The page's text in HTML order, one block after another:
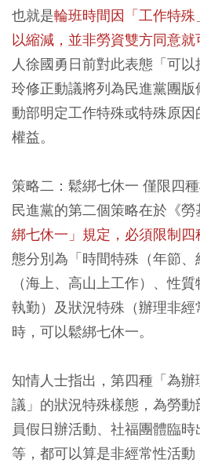
也就是輪班時間因「工作特
以縮減，並非勞資雙方同意就
人徐國勇日前對此表態「可
玲修正動議將列為民進黨團
動部明定工作特殊或特殊原
權益。
策略二：鬆綁七休一 僅限四
民進黨的第二個策略在於《
綁七休一」規定，必須限制四
態分別為「時間特殊（年節
（海上、高山上工作）、性
執勤）及狀況特殊（辦理非經
時，可以鬆綁七休一。
知情人士指出，第四種「為
議」的狀況特殊樣態，為勞
員假日辦活動、社福團體臨
等，都可以算是非經常性活